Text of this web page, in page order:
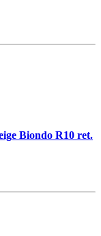
Biondo R10 ret.